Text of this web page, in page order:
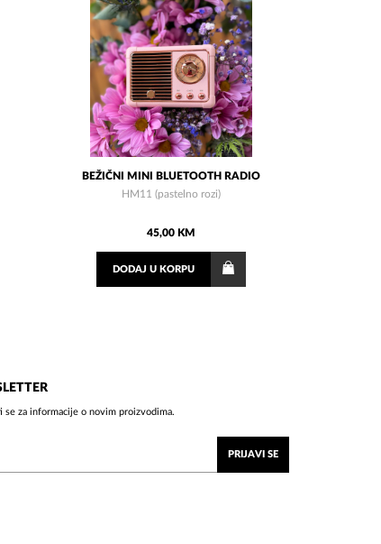
BEŽIČNI MINI BLUETOOTH RADIO
HM11 (pastelno rozi)
45,00 KM
DODAJU KORPU
se za informacije o novim proizvodima.
PRIJAVI SE